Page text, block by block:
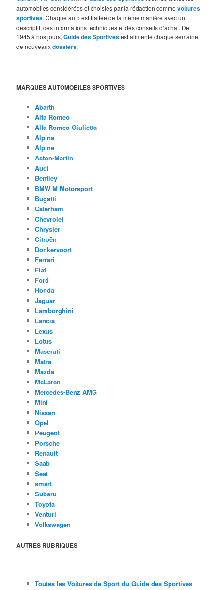
automobiles considérées et choisies par la rédaction commevoitures
sportives. Chaque auto est traitée de la même manière avec un
descriptif, des informations techniques et des conseils d’achat. De
1945 à nos jours,Guide des Sportivesest alimenté chaque semaine
de nouveauxdossiers.
MARQUES AUTOMOBILES SPORTIVES
Abarth
Alfa Romeo
Alfa-Romeo Giulietta
Alpina
Alpine
Aston-Martin
Audi
Bentley
BMW M Motorsport
Bugatti
Caterham
Chevrolet
Chrysler
Citroën
Donkervoort
Ferrari
Fiat
Ford
Honda
Jaguar
Lamborghini
Lancia
Lexus
Lotus
Maserati
Matra
Mazda
McLaren
Mercedes-Benz AMG
Mini
Nissan
Opel
Peugeot
Porsche
Renault
Saab
Seat
smart
Subaru
Toyota
Venturi
Volkswagen
AUTRES RUBRIQUES
Toutes les Voitures de Sport du Guide des Sportives